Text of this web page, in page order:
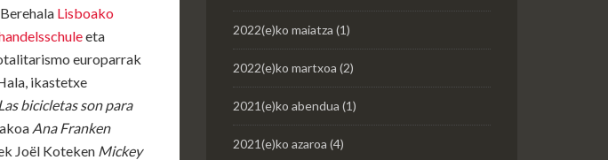
. Berehala Lisboako
eta
europarrak
ikastetxe
Las bicicletas son para
Ana Franken
Joël Koteken Mickey
2022(e)ko maiatza (1)
2022(e)ko martxoa (2)
2021(e)ko abendua (1)
2021(e)ko azaroa (4)